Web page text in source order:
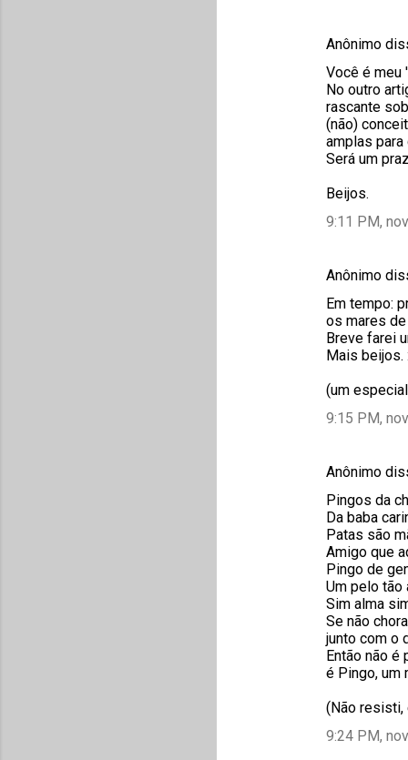
Anônimo
Você é meu
No outro
rascante
(não)
amplas para
Será um
Beijos.
9:11 PM,
Anônimo
Em tempo:
os mares
Breve farei
Mais beijos.
(um
9:15 PM,
Anônimo
Pingos da
Da baba
Patas são
Amigo que
Pingo de
Um pelo tão
Sim alma
Se não
junto com o
Então não é
é Pingo, um
(Não resisti,
9:24 PM,